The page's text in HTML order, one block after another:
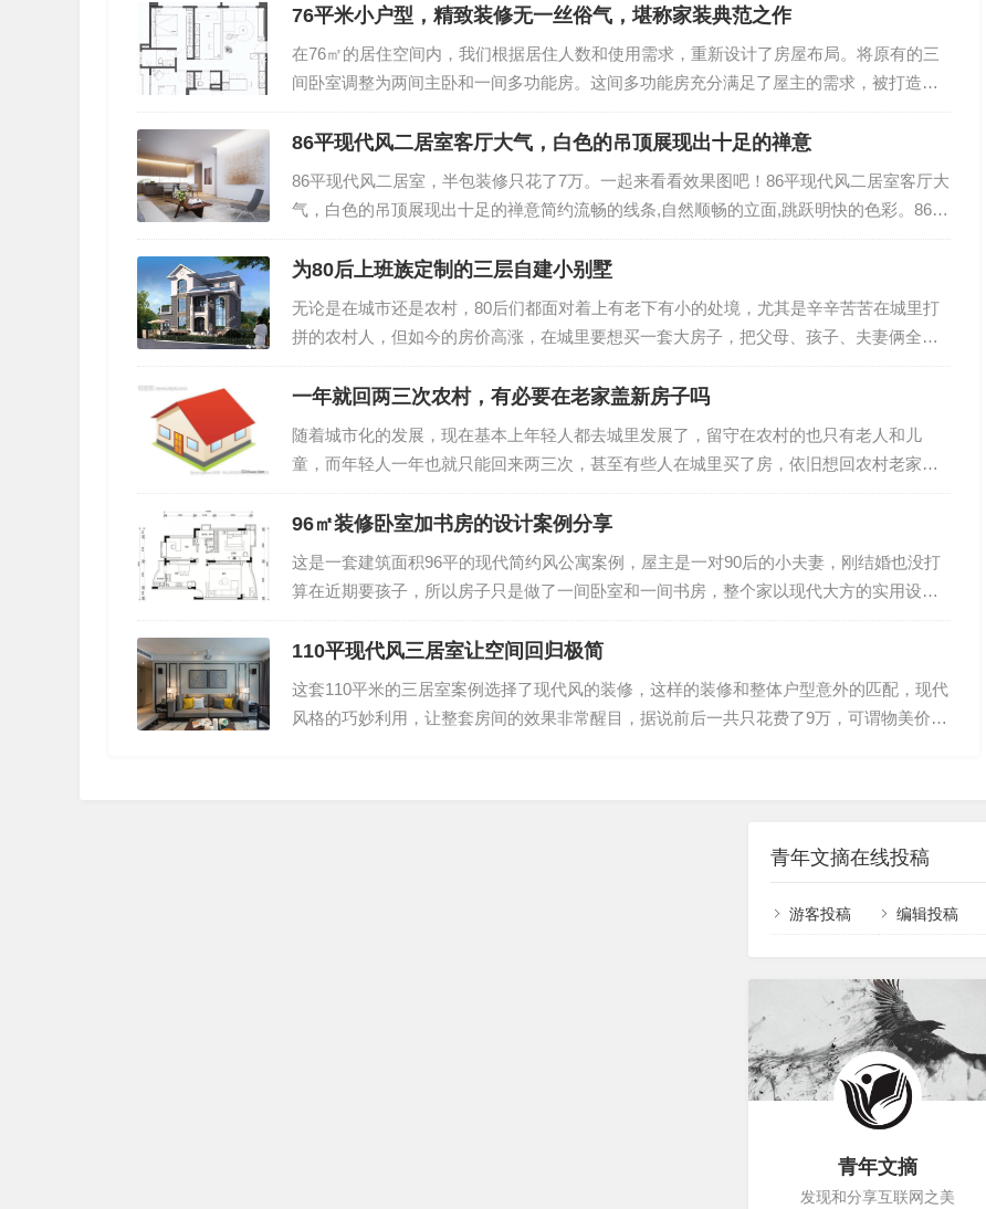
纳方式？飘窗利用如果你家拥有飘窗，不妨将其改造成一个实用的收纳柜或书桌，既能节
省空间，又能增添家居的功能性。你见过哪些特别厉害的收纳方式？客厅收纳在客厅中放
置一个充满文艺气息的小柜子，不仅能装点空间，还能让家居摆放显得更加丰富多彩。你
76平米小户型，精致装修无一丝俗气，堪称家装典范之作
在76㎡的居住空间内，我们根据居住人数和使用需求，重新设计了房屋布局。将原有的三
间卧室调整为两间主卧和一间多功能房。这间多功能房充分满足了屋主的需求，被打造成
了一个光线充足、通透的书房。这里不仅是居家办公的理想场所，还特别设置了攀岩墙和
瑜伽角，为屋主提供了娱乐和休憩的空间。76平米小户型，精致装修无一丝俗气，堪称家
装典范之作平面布置图客厅76平米小户型，精致装修无一丝俗气，堪称家装典范之作客厅
虽然小巧，但却敞亮无比。两扇窗户上都装设了纯白色的木百叶，形成了连续的窗带效
86平现代风二居室客厅大气，白色的吊顶展现出十足的禅意
86平现代风二居室，半包装修只花了7万。一起来看看效果图吧！86平现代风二居室客厅大
气，白色的吊顶展现出十足的禅意简约流畅的线条,自然顺畅的立面,跳跃明快的色彩。86平
现代风二居室客厅大气，白色的吊顶展现出十足的禅意客厅整体采用白色为主，显得干净
整洁，白色沙发上的各式各样的抱枕、非常的有活力。86平现代风二居室客厅大气，白色
的吊顶展现出十足的禅意客厅给人一种强大的气场，白色的吊顶展现出十足的禅意。让一
切显得不再生硬，反而增加了柔和、舒适度。86平现代风二居室客厅大气，白色的吊顶展
为80后上班族定制的三层自建小别墅
无论是在城市还是农村，80后们都面对着上有老下有小的处境，尤其是辛辛苦苦在城里打
拼的农村人，但如今的房价高涨，在城里要想买一套大房子，把父母、孩子、夫妻俩全可
以住的下实在有点难，所以不少人都会选择在老家再盖一栋小别墅，一来父母养老居住方
便，二来趁着政策还允许，在老家把宅基地先占着，或者以后等老了给自己养老的居所，
那什么样的房子适合现在的农村建造呢？下面美墅住宅给大家介绍一款美观又实用的别墅
户型。别墅效果图展示：相比以前传统的农村自建别墅，这栋自建别墅的造型非常新颖，
一年就回两三次农村，有必要在老家盖新房子吗
随着城市化的发展，现在基本上年轻人都去城里发展了，留守在农村的也只有老人和儿
童，而年轻人一年也就只能回来两三次，甚至有些人在城里买了房，依旧想回农村老家建
房，这又是为什么呢？不少人表示城市的日渐高涨的房价，让他们无法承受，在农村老
家，最不济还有一块地，或建房或种地或发展副业，心里总安定些。有人说，那是为了面
子。在外边不管赚了多少钱，还是身家千万，但村里人都不知道。但是在老家建一栋上档
次的别墅，无疑宣告了你的财富和地位。也有人说，那是为了老人。毕竟父母在老家呆了
96㎡装修卧室加书房的设计案例分享
这是一套建筑面积96平的现代简约风公寓案例，屋主是一对90后的小夫妻，刚结婚也没打
算在近期要孩子，所以房子只是做了一间卧室和一间书房，整个家以现代大方的实用设计
理念，来营造出一个简洁而又舒适的生活空间。下面就一起来看看吧~96㎡装修案例分享，
卧室加书房的设计，舒适且温馨！平面布置图96㎡装修案例分享，卧室加书房的设计，舒
适且温馨！入户玄关和客厅之间用一个矮柜作为隔断，整个空间选择铺贴相同的地砖和刷
成相同的颜色，让整个空间的整体感得以提升，看起来非常舒适。96㎡装修案例分享，卧
110平现代风三居室让空间回归极简
这套110平米的三居室案例选择了现代风的装修，这样的装修和整体户型意外的匹配，现代
风格的巧妙利用，让整套房间的效果非常醒目，据说前后一共只花费了9万，可谓物美价廉
青年文摘在线投稿
游客投稿 编辑投稿
青年文摘
发现和分享互联网之美